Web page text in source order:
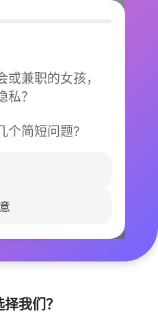
兼职的女孩，
？
个简短问题?
孤单
上认识身边的TA
载
我们？